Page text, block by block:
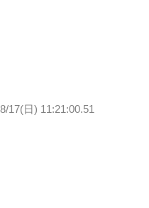
17(日) 11:21:00.51